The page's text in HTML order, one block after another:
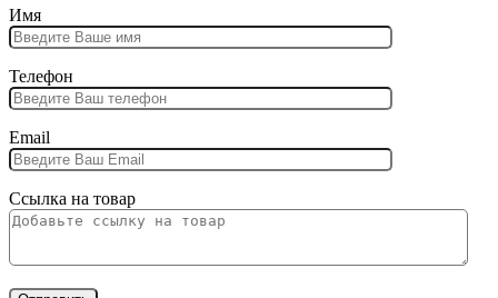
Имя
Телефон
Email
Ссылка на товар